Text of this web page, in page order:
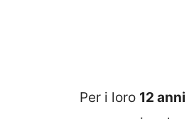
Per i loro 12 anni